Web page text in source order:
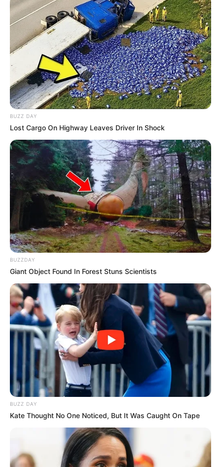
ΕΠΕΙΓΟΝ: Στην απόφαση
ΑΠΑΓΟΡΕΥΣΗΣ rapid test από
τον Ε.Ο.Φ αναγράφεται
καθαρά ότι...
Έρχεται το μεγαλύτερο κραχ
στη σύγχρονη Ιστορία
Διέρρευσε η κρίσιμη
συμφωνία ΕΕ – Pfizer
Μια σημαντική και δίκαιη
ανάλυση της ομιλίας του
Πούτιν.. Ο οποίος δεν...
ΙΡΙΔΙΖΟΝΤΕΣ ΘΩΡΑΚΕΣ ΠΟΛΕΜΙΣΤΩΝ
ΑΝΤΑΝΑΚΛΟΥΝ ΤΟ ΦΩΣ ΣΤΟ ΣΤΕΡΕΩΜΑ
ΚΑΙ ΣΦΡΑΓΙΖΟΥΝ ΤΗΝ ΝΥΧΤΑ.
Δευτέρα, 24 Μαΐου 2021, 14:02
ΤΟ ΦΩΣ ΗΡΘΕ ΓΙΑ ΝΑ...
ΕΝΑΣ ΚΟΚΚΙΝΟΣ ΟΚΤΩΒΡΗΣ
ΞΕΚΙΝΑ.. Επιτέλους
μπαίνουμε σε αυτό
το_ΓΕΓΟΝΟΣ της ΘΥΕΛΛΑΣ
Σι και Πούτιν θα
συναντηθούν την επόμενη
εβδομάδα για πρώτη φορά
μετά...
BUZZ DAY
Lost Cargo On Highway Leaves Driver In Shock
BUZZDAY
Giant Object Found In Forest Stuns Scientists
BUZZ DAY
Kate Thought No One Noticed, But It Was Caught On Tape